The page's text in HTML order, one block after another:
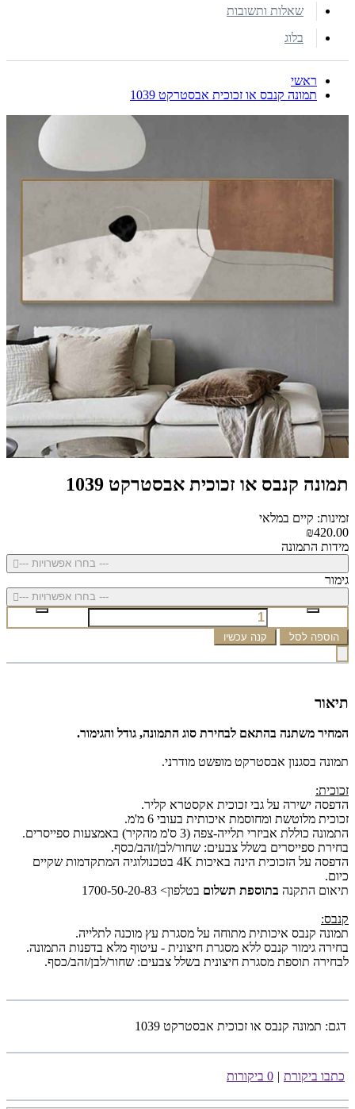
שאלות ותשובות
בלוג
ראשי
תמונה קנבס או זכוכית אבסטרקט 1039
תמונה קנבס או זכוכית אבסטרקט 1039
זמינות: קיים במלאי
₪420.00
מידות התמונה
--- בחרו אפשרויות ---
גימור
--- בחרו אפשרויות ---
הוספה לסל קנה עכשיו
תיאור
המחיר משתנה בהתאם לבחירת סוג התמונה, גודל והגימור.
תמונה בסגנון אבסטרקט מופשט מודרני.
זכוכית:
הדפסה ישירה על גבי זכוכית אקסטרא קליר.
זכוכית מלוטשת ומחוסמת איכותית בעובי 6 מ'מ.
התמונה כוללת אביזרי תלייה-צפה (3 ס'מ מהקיר) באמצעות ספייסרים.
בחירת ספייסרים בשלל צבעים: שחור/לבן/זהב/כסף.
הדפסה על הזכוכית הינה באיכות 4K בטכנולוגיה המתקדמות שקיים
כיום.
תיאום התקנה בתוספת תשלום בטלפון> 1700-50-20-83
קנבס:
תמונה קנבס איכותית מתוחה על מסגרת עץ מוכנה לתלייה.
בחירה גימור קנבס ללא מסגרת חיצונית - עיטוף מלא בדפנות התמונה.
לבחירה תוספת מסגרת חיצונית בשלל צבעים: שחור/לבן/זהב/כסף.
דגם: תמונה קנבס או זכוכית אבסטרקט 1039
כתבו ביקורת | 0 ביקורות